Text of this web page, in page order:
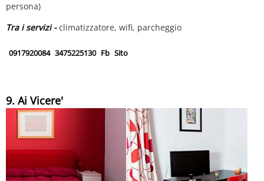
persona)
Tra i servizi -climatizzatore, wifi, parcheggio
0917920084 3475225130 Fb Sito
9. Ai Vicere'